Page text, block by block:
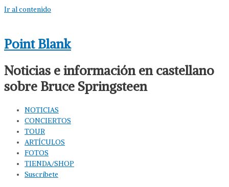
Ir al contenido
Point Blank
Noticias e información en castellano
sobre Bruce Springsteen
NOTICIAS
CONCIERTOS
TOUR
ARTÍCULOS
FOTOS
TIENDA/SHOP
Suscríbete